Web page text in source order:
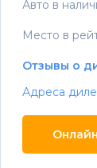
Авто в
Место в
Отзывы о
Адреса